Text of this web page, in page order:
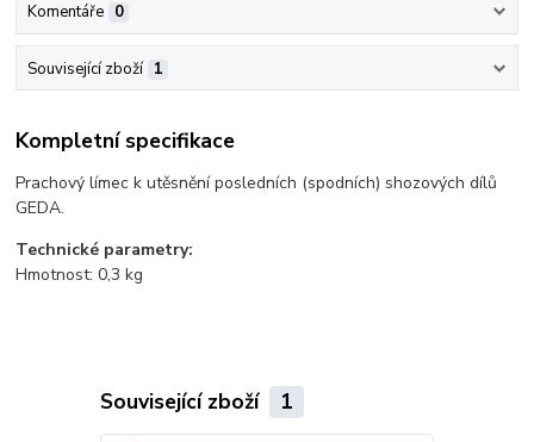
Komentáře 0
Související zboží 1
Kompletní specifikace
Prachový límec k utěsnění posledních (spodních) shozových dílů
GEDA.
Technické parametry:
Hmotnost: 0,3 kg
Související zboží 1